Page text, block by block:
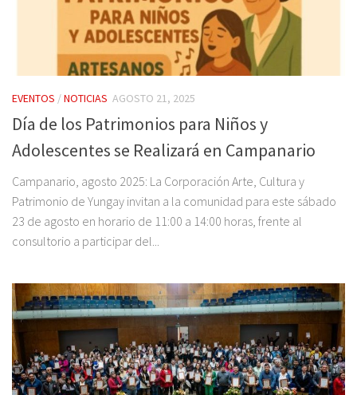
EVENTOS /NOTICIAS AGOSTO 21, 2025
Día de los Patrimonios para Niños y
Adolescentes se Realizará en Campanario
Campanario, agosto 2025: La Corporación Arte, Cultura y
Patrimonio de Yungay invitan a la comunidad para este sábado
23 de agosto en horario de 11:00 a 14:00 horas, frente al
consultorio a participar del...